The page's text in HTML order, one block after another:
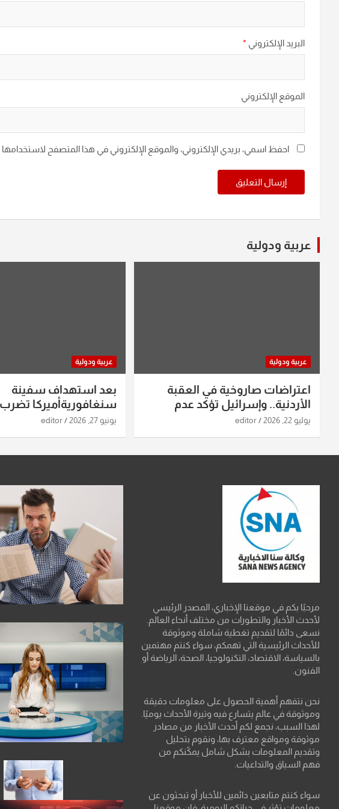
البريد الإلكتروني *
الموقع الإلكتروني
احفظ اسمي، بريدي الإلكتروني، والموقع الإلكتروني في هذا المتصفح لاستخدامها
عربية ودولية
عربية ودولية
اعتراضات صاروخية في العقبة
الأردنية.. وإسرائيل تؤكد عدم
استهدافها
يوليو 22, 2026 editor
عربية ودولية
بعد استهداف سفينة
سنغافوريةأميركا تضرب
ومواقع صواريخ
يونيو 27, 2026 editor
مرحبًا بكم في موقعنا الإخباري، المصدر الرئيسي
لأحدث الأخبار والتطورات من مختلف أنحاء العالم.
نسعى دائمًا لتقديم تغطية شاملة وموثوقة
للأحداث الرئيسية التي تهمكم، سواء كنتم مهتمين
بالسياسة، الاقتصاد، التكنولوجيا، الصحة، الرياضة أو
الفنون.
نحن نتفهم أهمية الحصول على معلومات دقيقة
وموثوقة في عالم يتسارع فيه وتيرة الأحداث يوميًا.
لهذا السبب، نجمع لكم أحدث الأخبار من مصادر
موثوقة ومواقع معترف بها، ونقوم بتحليل
وتقديم المعلومات بشكل شامل يمكّنكم من
فهم السياق والتداعيات.
سواء كنتم متابعين دائمين للأخبار أو تبحثون عن